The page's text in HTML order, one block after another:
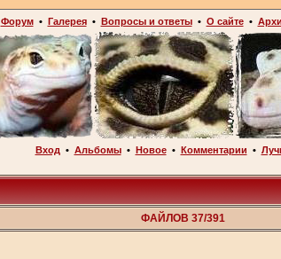
Форум• Галерея• Вопросы и ответы• О сайте•
Вход • Альбомы• Новое• Комментарии •
ФАЙЛОВ 37/391